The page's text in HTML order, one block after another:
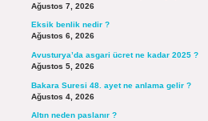
Ağustos 7, 2026
Eksik benlik nedir ?
Ağustos 6, 2026
Avusturya’da asgari ücret ne kadar 2025 ?
Ağustos 5, 2026
Bakara Suresi 48. ayet ne anlama gelir ?
Ağustos 4, 2026
Altın neden paslanır ?